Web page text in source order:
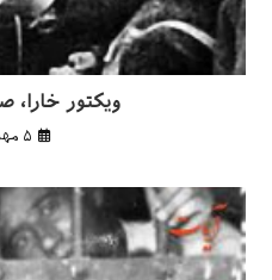
ویکتور
۵ مهر ۱۴۰۲